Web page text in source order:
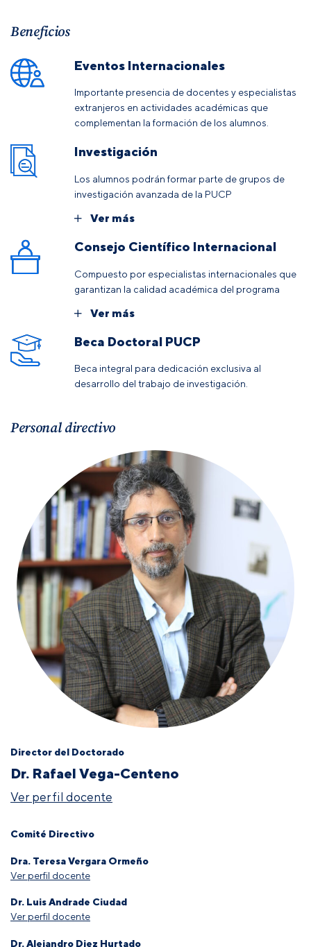
Beneficios
Eventos Internacionales
Importante presencia de docentes y especialistas
extranjeros en actividades académicas que
complementan la formación de los alumnos.
Investigación
Los alumnos podrán formar parte de grupos de
investigación avanzada de la PUCP
Ver más
Consejo Científico Internacional
Compuesto por especialistas internacionales que
garantizan la calidad académica del programa
Ver más
Beca Doctoral PUCP
Beca integral para dedicación exclusiva al
desarrollo del trabajo de investigación.
Personal directivo
Director del Doctorado
Dr. Rafael Vega-Centeno
Ver perfil docente
Comité Directivo
Dra. Teresa Vergara Ormeño
Ver perfil docente
Dr. Luis Andrade Ciudad
Ver perfil docente
Dr. Alejandro Diez Hurtado